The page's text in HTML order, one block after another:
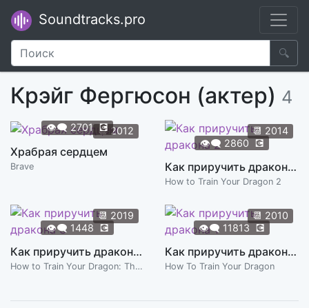
Soundtracks.pro
🔍
Крэйг Фергюсон (актер) 4
📆2012
👁️‍🗨️ 2701 💽
Храбрая сердцем
Brave
📆 2014
👁️‍🗨️ 2860 💽
Как приручить дракона 2
How to Train Your Dragon 2
📆 2019
👁️‍🗨️ 1448 💽
Как приручить дракона 3
How to Train Your Dragon: The Hidden World
📆 2010
👁️‍🗨️ 11813 💽
Как приручить дракона 1
How To Train Your Dragon